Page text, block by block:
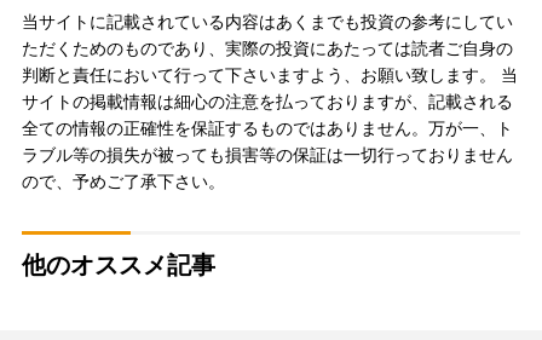
当サイトに記載されている内容はあくまでも投資の参考にしてい
ただくためのものであり、実際の投資にあたっては読者ご自身の
判断と責任において行って下さいますよう、お願い致します。 当
サイトの掲載情報は細心の注意を払っておりますが、記載される
全ての情報の正確性を保証するものではありません。万が一、ト
ラブル等の損失が被っても損害等の保証は一切行っておりません
ので、予めご了承下さい。
他のオススメ記事